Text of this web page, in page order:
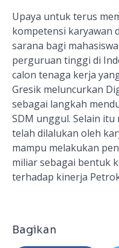
Upaya untuk terus
kompetensi karyawan
sarana bagi
perguruan tinggi di
calon tenaga kerja
Gresik meluncurkan
sebagai langkah
SDM unggul. Selain
telah dilalukan oleh
mampu melakukan
miliar sebagai bentuk
terhadap kinerja
Bagikan